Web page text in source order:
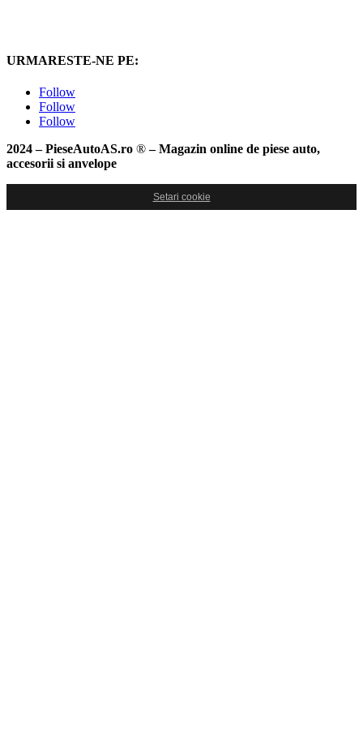
URMARESTE-NE PE:
Follow
Follow
Follow
2024 – PieseAutoAS.ro ®– Magazin online de piese auto,
accesorii si anvelope
Setari cookie